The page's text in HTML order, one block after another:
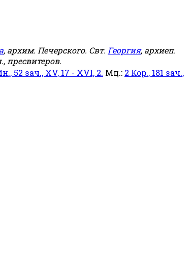
, архим. Печерского. Свт. Георгия, архиеп.
пресвитеров.
52 зач., XV, 17 - XVI, 2. Мц.: 2 Кор., 181 зач.,